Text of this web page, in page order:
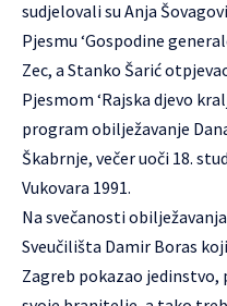
sudjelovali su Anja
Pjesmu ‘Gospodine
Zec, a Stanko Šarić
Pjesmom ‘Rajska djevo
program obilježavanje
Škabrnje, večer uoči 18.
Vukovara 1991.
Na svečanosti
Sveučilišta Damir Boras
Zagreb pokazao jedinstvo,